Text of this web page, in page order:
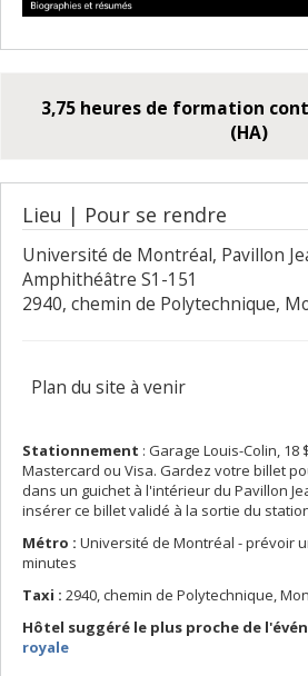
3,75 heures de formation
(HA)
Lieu | Pour se rendre
Université de Montréal, Pavillon
Amphithéâtre S1-151
2940, chemin de Polytechnique,
Plan du site à venir
Stationnement : Garage Louis-Colin,
Mastercard ou Visa. Gardez votre billet
dans un guichet à l'intérieur du Pavillon
insérer ce billet validé à la sortie du
Métro : Université de Montréal - prévoir
minutes
Taxi : 2940, chemin de Polytechnique,
Hôtel suggéré le plus proche de
royale